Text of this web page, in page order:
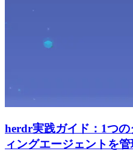
herdr実践ガイド：1つ
ィングエージェントを管